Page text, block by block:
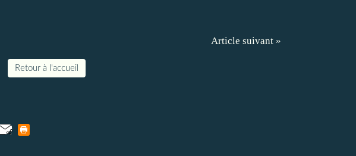
Article suivant »
Retour à l'accueil